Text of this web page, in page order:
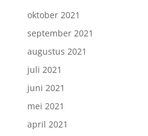
oktober 2021
september 2021
augustus 2021
juli 2021
juni 2021
mei 2021
april 2021